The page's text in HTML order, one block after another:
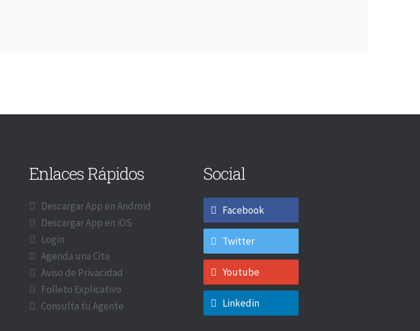
Enlaces Rápidos
Descargar App en Android
Descargar App en iOS
Login
Agenda una Cita
Aviso de Privacidad
Folleto Explicativo
Consulta tu Agente
Social
Facebook
Twitter
Youtube
Linkedin